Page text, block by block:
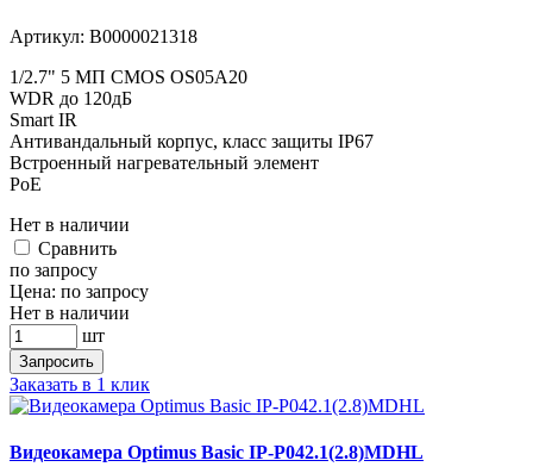
Артикул: В0000021318
1/2.7" 5 МП CMOS OS05A20
WDR до 120дБ
Smart IR
Антивандальный корпус, класс защиты IР67
Встроенный нагревательный элемент
PoE
Нет в наличии
Cравнить
по запросу
Цена: по запросу
Нет в наличии
шт
Запросить
Заказать в 1 клик
Видеокамера Optimus Basic IP-P042.1(2.8)MDHL